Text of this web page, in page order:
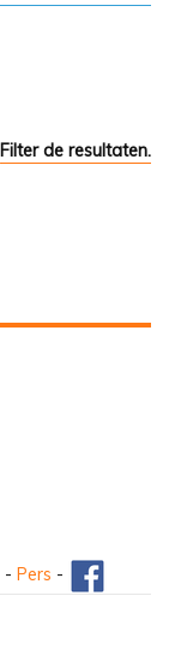
Filter de resultaten.
- Pers -